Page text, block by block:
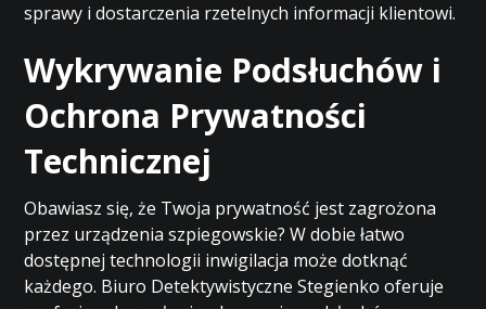
sprawy i dostarczenia rzetelnych informacji klientowi.
Wykrywanie Podsłuchów i
Ochrona Prywatności
Technicznej
Obawiasz się, że Twoja prywatność jest zagrożona
przez urządzenia szpiegowskie? W dobie łatwo
dostępnej technologii inwigilacja może dotknąć
każdego. Biuro Detektywistyczne Stegienko oferuje